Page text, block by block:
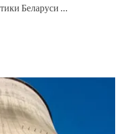
Беларуси …